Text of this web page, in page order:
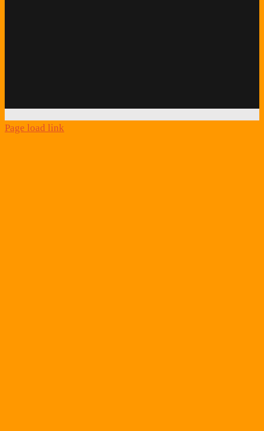
Page load link